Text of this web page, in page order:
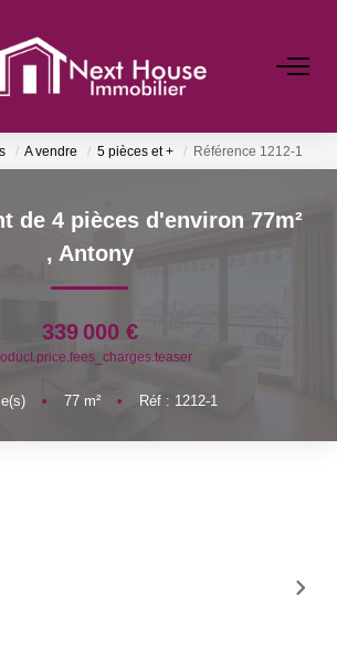
ESTIMATION
A vendre 5 pièces et + Référence 1212-1
de 4 pièces d'environ 77m²
, Antony
339 000 €
• 77m² • Réf : 1212-1